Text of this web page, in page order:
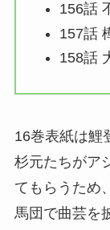
156話
157話
158話
16巻表紙は鯉
杉元たちがア
てもらうため
馬団で曲芸を